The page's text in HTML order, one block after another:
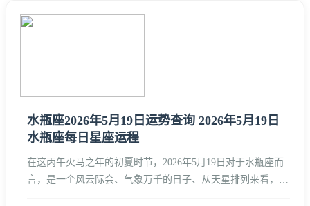
瓶座的灵魂里藏着一种天然的疏离感，这种疏离并非高冷，而
是一种看透世俗后
水瓶座2026年5月19日运势查询 2026年5月19日
水瓶座每日星座运程
在这丙午火马之年的初夏时节，2026年5月19日对于水瓶座而
言，是一个风云际会、气象万千的日子、从天星排列来看，这